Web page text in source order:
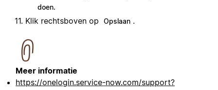
doen.
Klik rechtsboven op Opslaan .
Meer informatie
https://onelogin.service-now.com/support?